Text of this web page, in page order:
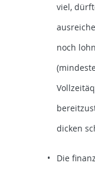
viel,
noch
dicken
Die